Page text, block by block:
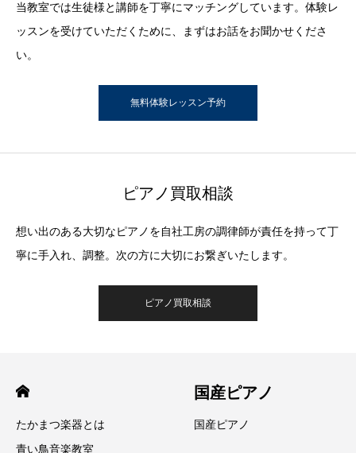
当教室では生徒様と講師を丁寧にマッチングしています。体験レ
ッスンを受けていただくために、まずはお話をお聞かせくださ
い。
無料体験レッスン予約
ピアノ買取相談
想い出のある大切なピアノを自社工房の調律師が責任を持って丁
寧に手入れ、調整。次の方に大切にお繋ぎいたします。
ピアノ買取相談
たかまつ楽器とは
青い鳥音楽教室
国産ピアノ
国産ピアノ